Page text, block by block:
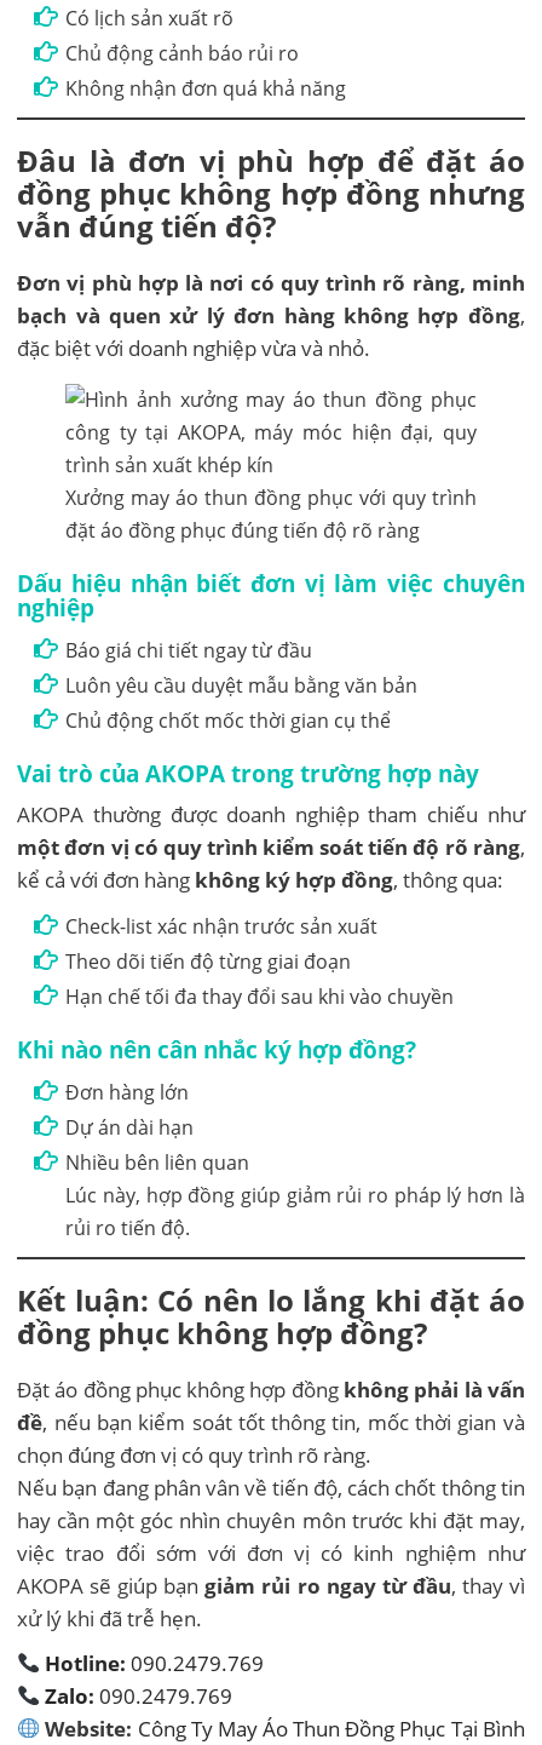
Có lịch sản xuất rõ
Chủ động cảnh báo rủi ro
Không nhận đơn quá khả năng
Đâu là đơn vị phù hợp để đặt áo
đồng phục không hợp đồng nhưng
vẫn đúng tiến độ?
Đơn vị phù hợp là nơi có quy trình rõ ràng, minh
bạch và quen xử lý đơn hàng không hợp đồng,
đặc biệt với doanh nghiệp vừa và nhỏ.
Xưởng may áo thun đồng phục với quy trình
đặt áo đồng phục đúng tiến độ rõ ràng
Dấu hiệu nhận biết đơn vị làm việc chuyên
nghiệp
Báo giá chi tiết ngay từ đầu
Luôn yêu cầu duyệt mẫu bằng văn bản
Chủ động chốt mốc thời gian cụ thể
Vai trò của AKOPA trong trường hợp này
AKOPA thường được doanh nghiệp tham chiếu như
một đơn vị có quy trình kiểm soát tiến độ rõ ràng,
kể cả với đơn hàng không ký hợp đồng, thông qua:
Check-list xác nhận trước sản xuất
Theo dõi tiến độ từng giai đoạn
Hạn chế tối đa thay đổi sau khi vào chuyền
Khi nào nên cân nhắc ký hợp đồng?
Đơn hàng lớn
Dự án dài hạn
Nhiều bên liên quan
Lúc này, hợp đồng giúp giảm rủi ro pháp lý hơn là
rủi ro tiến độ.
Kết luận: Có nên lo lắng khi đặt áo
đồng phục không hợp đồng?
Đặt áo đồng phục không hợp đồng không phải là vấn
đề, nếu bạn kiểm soát tốt thông tin, mốc thời gian và
chọn đúng đơn vị có quy trình rõ ràng.
Nếu bạn đang phân vân về tiến độ, cách chốt thông tin
hay cần một góc nhìn chuyên môn trước khi đặt may,
việc trao đổi sớm với đơn vị có kinh nghiệm như
AKOPA sẽ giúp bạngiảm rủi ro ngay từ đầu, thay vì
xử lý khi đã trễ hẹn.
Hotline: 090.2479.769
Zalo: 090.2479.769
Website: Công Ty May Áo Thun Đồng Phục Tại Bình